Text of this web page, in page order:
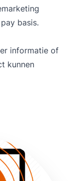
basis.
informatie of
kunnen